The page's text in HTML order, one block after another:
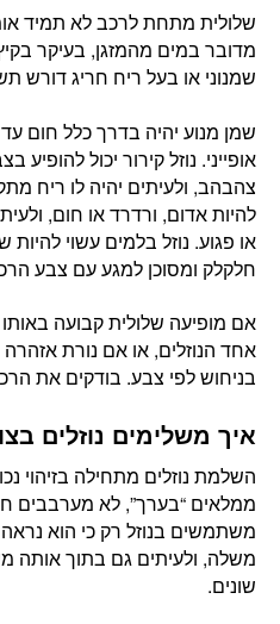
שלולית מתחת לרכב לא תמיד
מדובר במים מהמזגן, בעיקר
שמנוני או בעל ריח חריג דורש
שמן מנוע יהיה בדרך כלל חום
אופייני. נוזל קירור יכול להופיע
צהבהב, ולעיתים יהיה לו ריח
להיות אדום, ורדרד או חום,
או פגוע. נוזל בלמים עשוי
חלקלק ומסוכן למגע עם צבע
אם מופיעה שלולית קבועה
אחד הנוזלים, או אם נורת
בניחוש לפי צבע. בודקים את
איך משלימים נוזלים
השלמת נוזלים מתחילה בזיהוי
ממלאים “בערך”, לא מערבבים
משתמשים בנוזל רק כי הוא
משלה, ולעיתים גם בתוך אותה
שונים.